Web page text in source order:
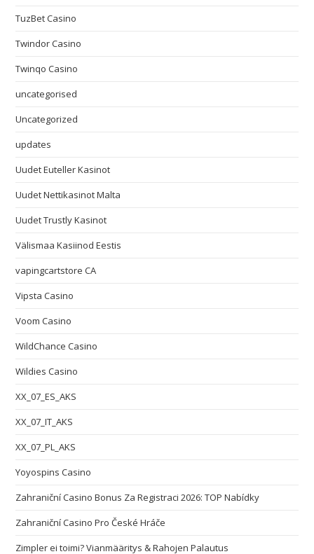
TuzBet Casino
Twindor Casino
Twinqo Casino
uncategorised
Uncategorized
updates
Uudet Euteller Kasinot
Uudet Nettikasinot Malta
Uudet Trustly Kasinot
Välismaa Kasiinod Eestis
vapingcartstore CA
Vipsta Casino
Voom Casino
WildChance Casino
Wildies Casino
XX_07_ES_AKS
XX_07_IT_AKS
XX_07_PL_AKS
Yoyospins Casino
Zahraniční Casino Bonus Za Registraci 2026: TOP Nabídky
Zahraniční Casino Pro České Hráče
Zimpler ei toimi? Vianmääritys & Rahojen Palautus